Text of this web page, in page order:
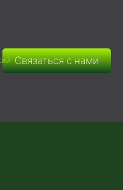
Связаться с нами